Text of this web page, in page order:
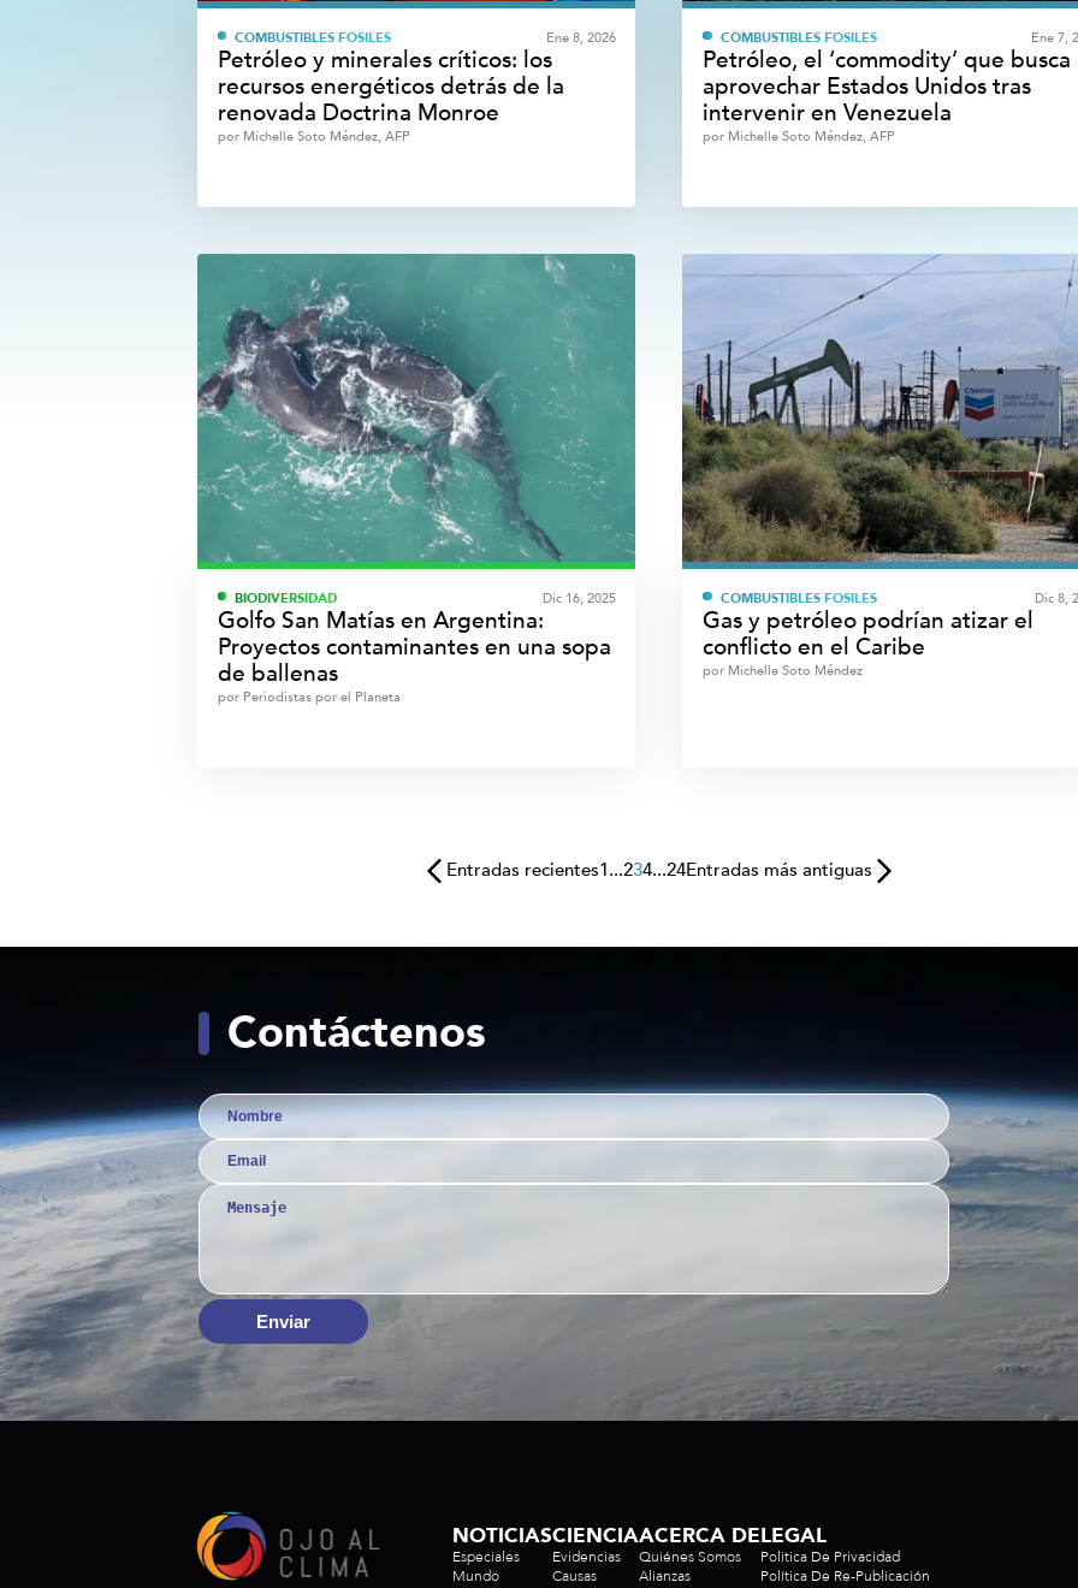
COMBUSTIBLES FÓSILES Ene 8, 2026
Petróleo y minerales críticos: los
recursos energéticos detrás de la
renovada Doctrina Monroe
por Michelle Soto Méndez, AFP
COMBUSTIBLES FÓSILES Ene 7,
Petróleo, el ‘commodity’ que busca
aprovechar Estados Unidos tras
intervenir en Venezuela
por Michelle Soto Méndez, AFP
BIODIVERSIDAD Dic 16, 2025
Golfo San Matías en Argentina:
Proyectos contaminantes en una sopa
de ballenas
por Periodistas por el Planeta
COMBUSTIBLES FÓSILES Dic 8,
Gas y petróleo podrían atizar el
conflicto en el Caribe
por Michelle Soto Méndez
Entradas recientes1...234...24Entradas más antiguas
Contáctenos
Enviar
NOTICIAS
Especiales
Mundo
CIENCIA
Evidencias
Causas
ACERCA DE
Quiénes Somos
Alianzas
LEGAL
Politica De Privacidad
Política De Re-Publicación